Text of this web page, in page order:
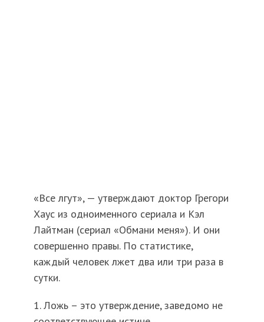
«Все лгут», — утверждают доктор Грегори
Хаус из одноименного сериала и Кэл
Лайтман (сериал «Обмани меня»). И они
совершенно правы. По статистике,
каждый человек лжет два или три раза в
сутки.
1. Ложь – это утверждение, заведомо не